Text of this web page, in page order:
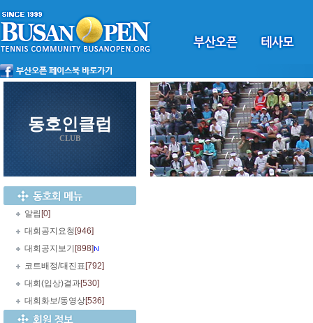
동호인클럽
CLUB
알림 [0]
대회공지요청 [946]
대회공지보기 [898]
코트배정/대진표 [792]
대회(입상)결과[530]
대회화보/동영상[536]